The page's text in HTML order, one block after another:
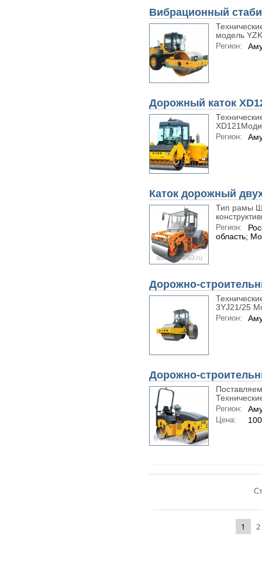
Вибрационный
модель
Регион:
Дорожный каток
Регион:
Каток дорожный
Тип рамы
Регион:
область;
Дорожно-
3YJ21/25
Регион:
Дорожно-
Регион:
Цена:
1 2